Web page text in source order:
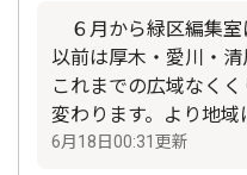
６月から緑区編集室
以前は厚木・愛川・清
これまでの広域なく
変わります。より地域
6月18日00:31更新